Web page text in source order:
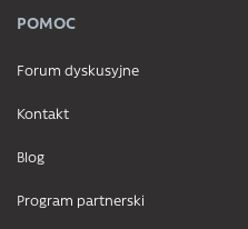
POMOC
Forum dyskusyjne
Kontakt
Blog
Program partnerski